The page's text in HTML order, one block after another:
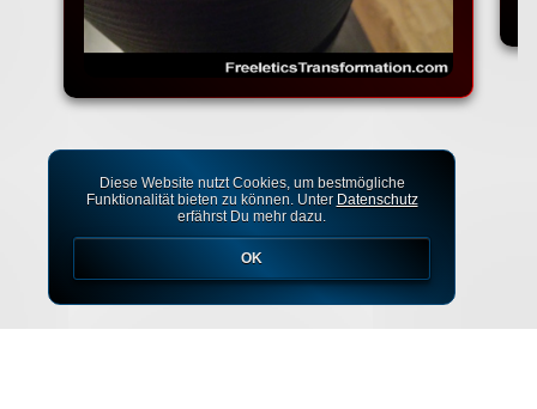
Diese Website nutzt Cookies, um bestmögliche
Funktionalität bieten zu können. Unter Datenschutz
erfährst Du mehr dazu.
OK